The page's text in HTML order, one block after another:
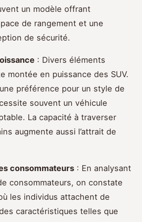
un modèle offrant
de rangement et une
de sécurité.
: Divers éléments
montée en puissance des SUV.
préférence pour un style de
souvent un véhicule
La capacité à traverser
augmente aussi l’attrait de
consommateurs : En analysant
consommateurs, on constate
les individus attachent de
caractéristiques telles que